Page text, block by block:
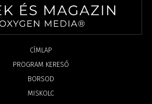
CÍMLAP
PROGRAM KERESŐ
BORSOD
MISKOLC